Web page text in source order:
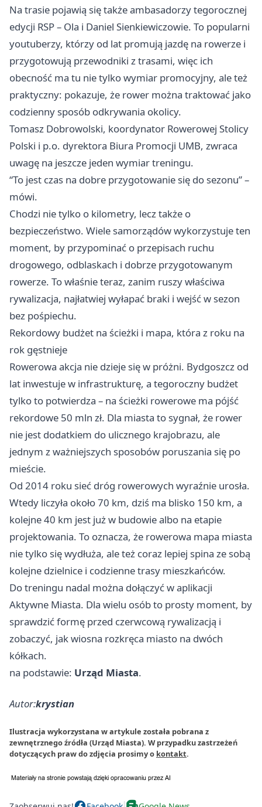
Na trasie pojawią się także ambasadorzy tegorocznej
edycji RSP – Ola i Daniel Sienkiewiczowie. To popularni
youtuberzy, którzy od lat promują jazdę na rowerze i
przygotowują przewodniki z trasami, więc ich
obecność ma tu nie tylko wymiar promocyjny, ale też
praktyczny: pokazuje, że rower można traktować jako
codzienny sposób odkrywania okolicy.
Tomasz Dobrowolski, koordynator Rowerowej Stolicy
Polski i p.o. dyrektora Biura Promocji UMB, zwraca
uwagę na jeszcze jeden wymiar treningu.
“To jest czas na dobre przygotowanie się do sezonu” –
mówi.
Chodzi nie tylko o kilometry, lecz także o
bezpieczeństwo. Wiele samorządów wykorzystuje ten
moment, by przypominać o przepisach ruchu
drogowego, odblaskach i dobrze przygotowanym
rowerze. To właśnie teraz, zanim ruszy właściwa
rywalizacja, najłatwiej wyłapać braki i wejść w sezon
bez pośpiechu.
Rekordowy budżet na ścieżki i mapa, która z roku na
rok gęstnieje
Rowerowa akcja nie dzieje się w próżni. Bydgoszcz od
lat inwestuje w infrastrukturę, a tegoroczny budżet
tylko to potwierdza – na ścieżki rowerowe ma pójść
rekordowe 50 mln zł. Dla miasta to sygnał, że rower
nie jest dodatkiem do ulicznego krajobrazu, ale
jednym z ważniejszych sposobów poruszania się po
mieście.
Od 2014 roku sieć dróg rowerowych wyraźnie urosła.
Wtedy liczyła około 70 km, dziś ma blisko 150 km, a
kolejne 40 km jest już w budowie albo na etapie
projektowania. To oznacza, że rowerowa mapa miasta
nie tylko się wydłuża, ale też coraz lepiej spina ze sobą
kolejne dzielnice i codzienne trasy mieszkańców.
Do treningu nadal można dołączyć w aplikacji
Aktywne Miasta. Dla wielu osób to prosty moment, by
sprawdzić formę przed czerwcową rywalizacją i
zobaczyć, jak wiosna rozkręca miasto na dwóch
kółkach.
na podstawie: Urząd Miasta.
Autor:krystian
Ilustracja wykorzystana w artykule została pobrana z
zewnętrznego źródła (Urząd Miasta). W przypadku zastrzeżeń
dotyczących praw do zdjęcia prosimy o kontakt.